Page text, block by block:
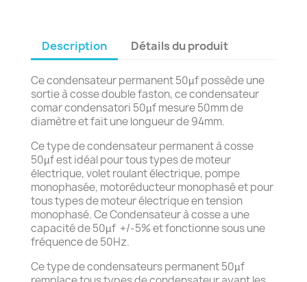
Description Détails du produit
Ce condensateur permanent 50µf possède une
sortie à cosse double faston, ce condensateur
comar condensatori 50µf mesure 50mm de
diamètre et fait une longueur de 94mm.
Ce type de condensateur permanent à cosse
50µf est idéal pour tous types de moteur
électrique, volet roulant électrique, pompe
monophasée, motoréducteur monophasé et pour
tous types de moteur électrique en tension
monophasé. Ce Condensateur à cosse a une
capacité de 50µf +/-5% et fonctionne sous une
fréquence de 50Hz.
Ce type de condensateurs permanent 50µf